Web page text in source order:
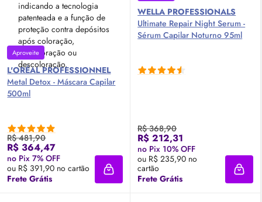
Aproveite
L'ORÉAL PROFESSIONNEL
Metal Detox - Máscara Capilar
500ml
R$ 481,90
R$ 364,47
no Pix 7% OFF
ou R$ 391,90 no cartão
Frete Grátis
Adicionar à sacola
WELLA PROFESSIONALS
Ultimate Repair Night Serum -
Sérum Capilar Noturno 95ml
R$ 368,90
R$ 212,31
no Pix 10% OFF
ou R$ 235,90 no
cartão
Frete Grátis